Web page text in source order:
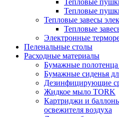
Тепловые
Тепловые
Тепловые завесы
Тепловые
Электронные
Пеленальные столы
Расходные материалы
Бумажные полотенца
Бумажные сиденья
Дезинфицирующие
Жидкое мыло TORK
Картриджи и
освежителя воздуха